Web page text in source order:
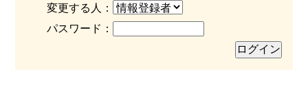
変更する人：
パスワード：